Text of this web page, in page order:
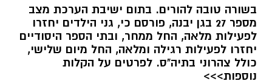
בשורה טובה להורים. בתום ישיבת הערכת מצב
מספר 27 בגן יבנה, פורסם כי, גני הילדים יחזרו
לפעילות מלאה, החל ממחר, ובתי הספר היסודיים
יחזרו לפעילות רגילה ומלאה, החל מיום שלישי,
כולל צהרוני בתיה"ס. לפרטים על הקלות
נוספות>>>